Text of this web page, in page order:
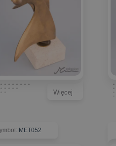
Więcej
: MET052